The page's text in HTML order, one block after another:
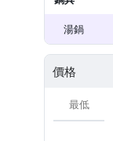
湯鍋
價格